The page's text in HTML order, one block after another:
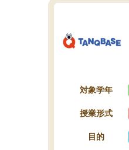
対象学年
授業形式
目的